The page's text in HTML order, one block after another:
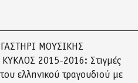
ΜΟΥΣΙΚΗΣ
2015-2016: Στιγμές
ελληνικού τραγουδιού με